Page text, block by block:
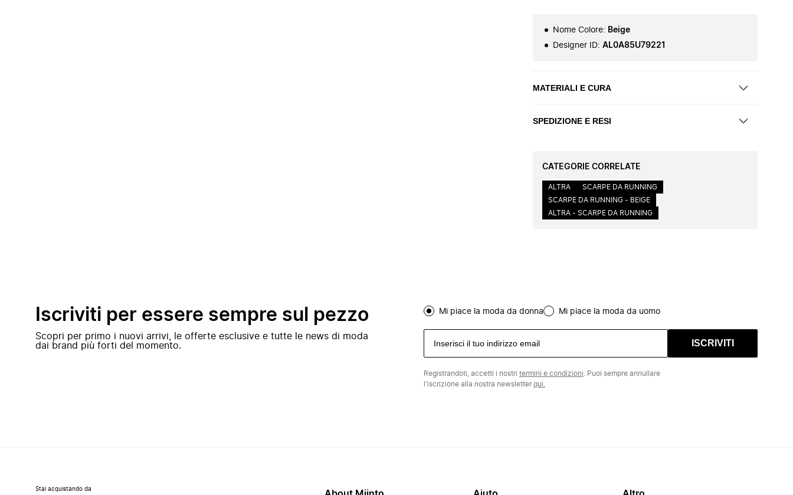
Nome Colore: Beige
Designer ID: AL0A85U79221
MATERIALI E CURA
SPEDIZIONE E RESI
CATEGORIE CORRELATE
ALTRA
SCARPE DA RUNNING
SCARPE DA RUNNING - BEIGE
ALTRA - SCARPE DA RUNNING
Iscriviti per essere sempre sul pezzo
Scopri per primo i nuovi arrivi, le offerte esclusive e tutte le news di moda
dai brand più forti del momento.
Mi piace la moda da donna Mi piace la moda da uomo
ISCRIVITI
Registrandoti, accetti i nostri termini e condizioni . Puoi sempre annullare
l'iscrizione alla nostra newsletterqui.
Stai acquistando da